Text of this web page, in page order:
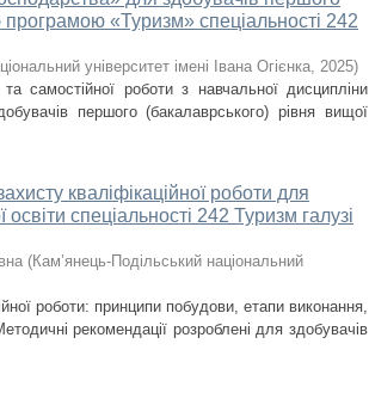
програмою «Туризм» спеціальності 242
університет імені Івана Огієнка, 2025)
самостійної роботи з навчальної дисципліни
першого (бакалаврського) рівня вищої
кваліфікаційної роботи для
спеціальності 242 Туризм галузі
(Кам’янець-Подільський національний
роботи: принципи побудови, етапи виконання,
рекомендації розроблені для здобувачів